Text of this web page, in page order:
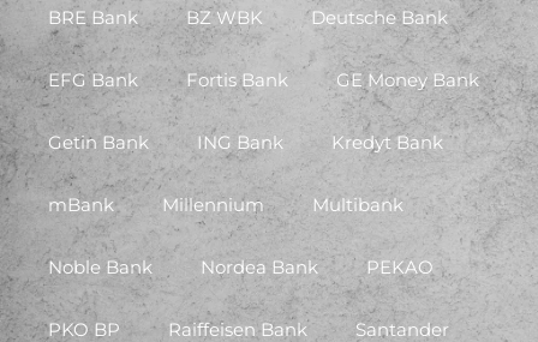
BRE Bank BZ WBK Deutsche Bank
EFG Bank Fortis Bank GE Money Bank
Getin Bank ING Bank Kredyt Bank
mBank Millennium Multibank
Noble Bank Nordea Bank PEKAO
PKO BP Raiffeisen Bank Santander